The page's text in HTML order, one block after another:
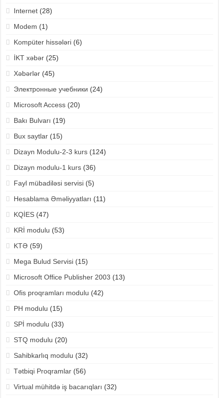
Internet(28)
Modem (1)
Kompüter hissələri(6)
İKT xəbər(25)
Xəbərlər(45)
Электронные учебники (24)
Microsoft Access(20)
Bakı Bulvarı (19)
Bux saytlar(15)
Dizayn Modulu-2-3 kurs(124)
Dizayn modulu-1 kurs(36)
Fayl mübadiləsi servisi(5)
Hesablama Əməliyyatları (11)
KQİES(47)
KRİ modulu (53)
KTƏ (59)
Mega Bulud Servisi(15)
Microsoft Office Publisher 2003 (13)
Ofis proqramları modulu (42)
PH modulu (15)
SPİ modulu (33)
STQ modulu (20)
Sahibkarlıq modulu (32)
Tətbiqi Proqramlar(56)
Virtual mühitdə iş bacarıqları (32)